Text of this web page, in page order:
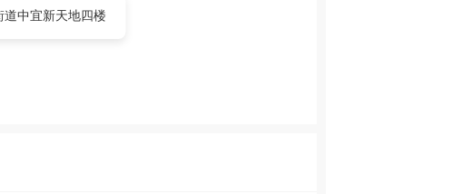
中宜新天地四楼